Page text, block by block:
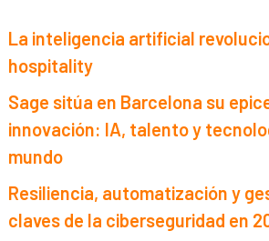
La inteligencia artificial
hospitality
Sage sitúa en Barcelona su
innovación: IA, talento y
mundo
Resiliencia, automatización y
claves de la ciberseguridad en